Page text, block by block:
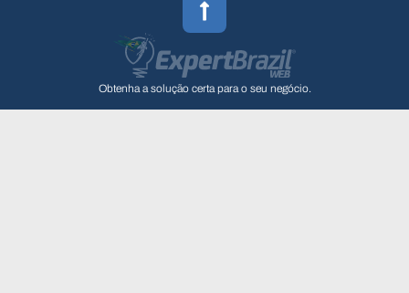
Obtenha a solução certa para o seu negócio.